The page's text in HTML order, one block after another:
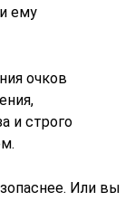
ему
очков
и строго
Или вы